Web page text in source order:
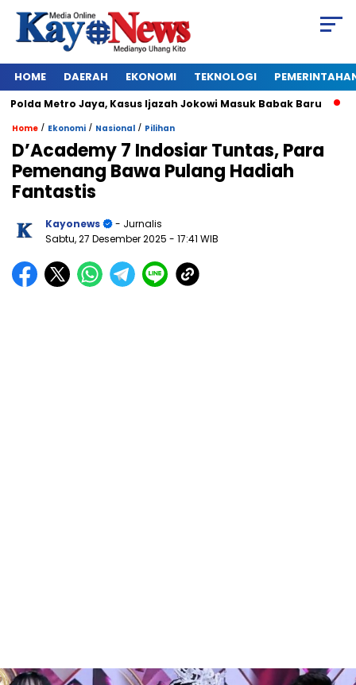
HOME DAERAH EKONOMI TEKNOLOGI
Metro Jaya, Kasus Ijazah Jokowi Masuk Babak Baru
Home / Ekonomi / Nasional / Pilihan
D’Academy 7 Indosiar Tuntas, Para
Pemenang Bawa Pulang Hadiah
Fantastis
Kayonews
- Jurnalis
Sabtu, 27 Desember 2025 - 17:41 WIB